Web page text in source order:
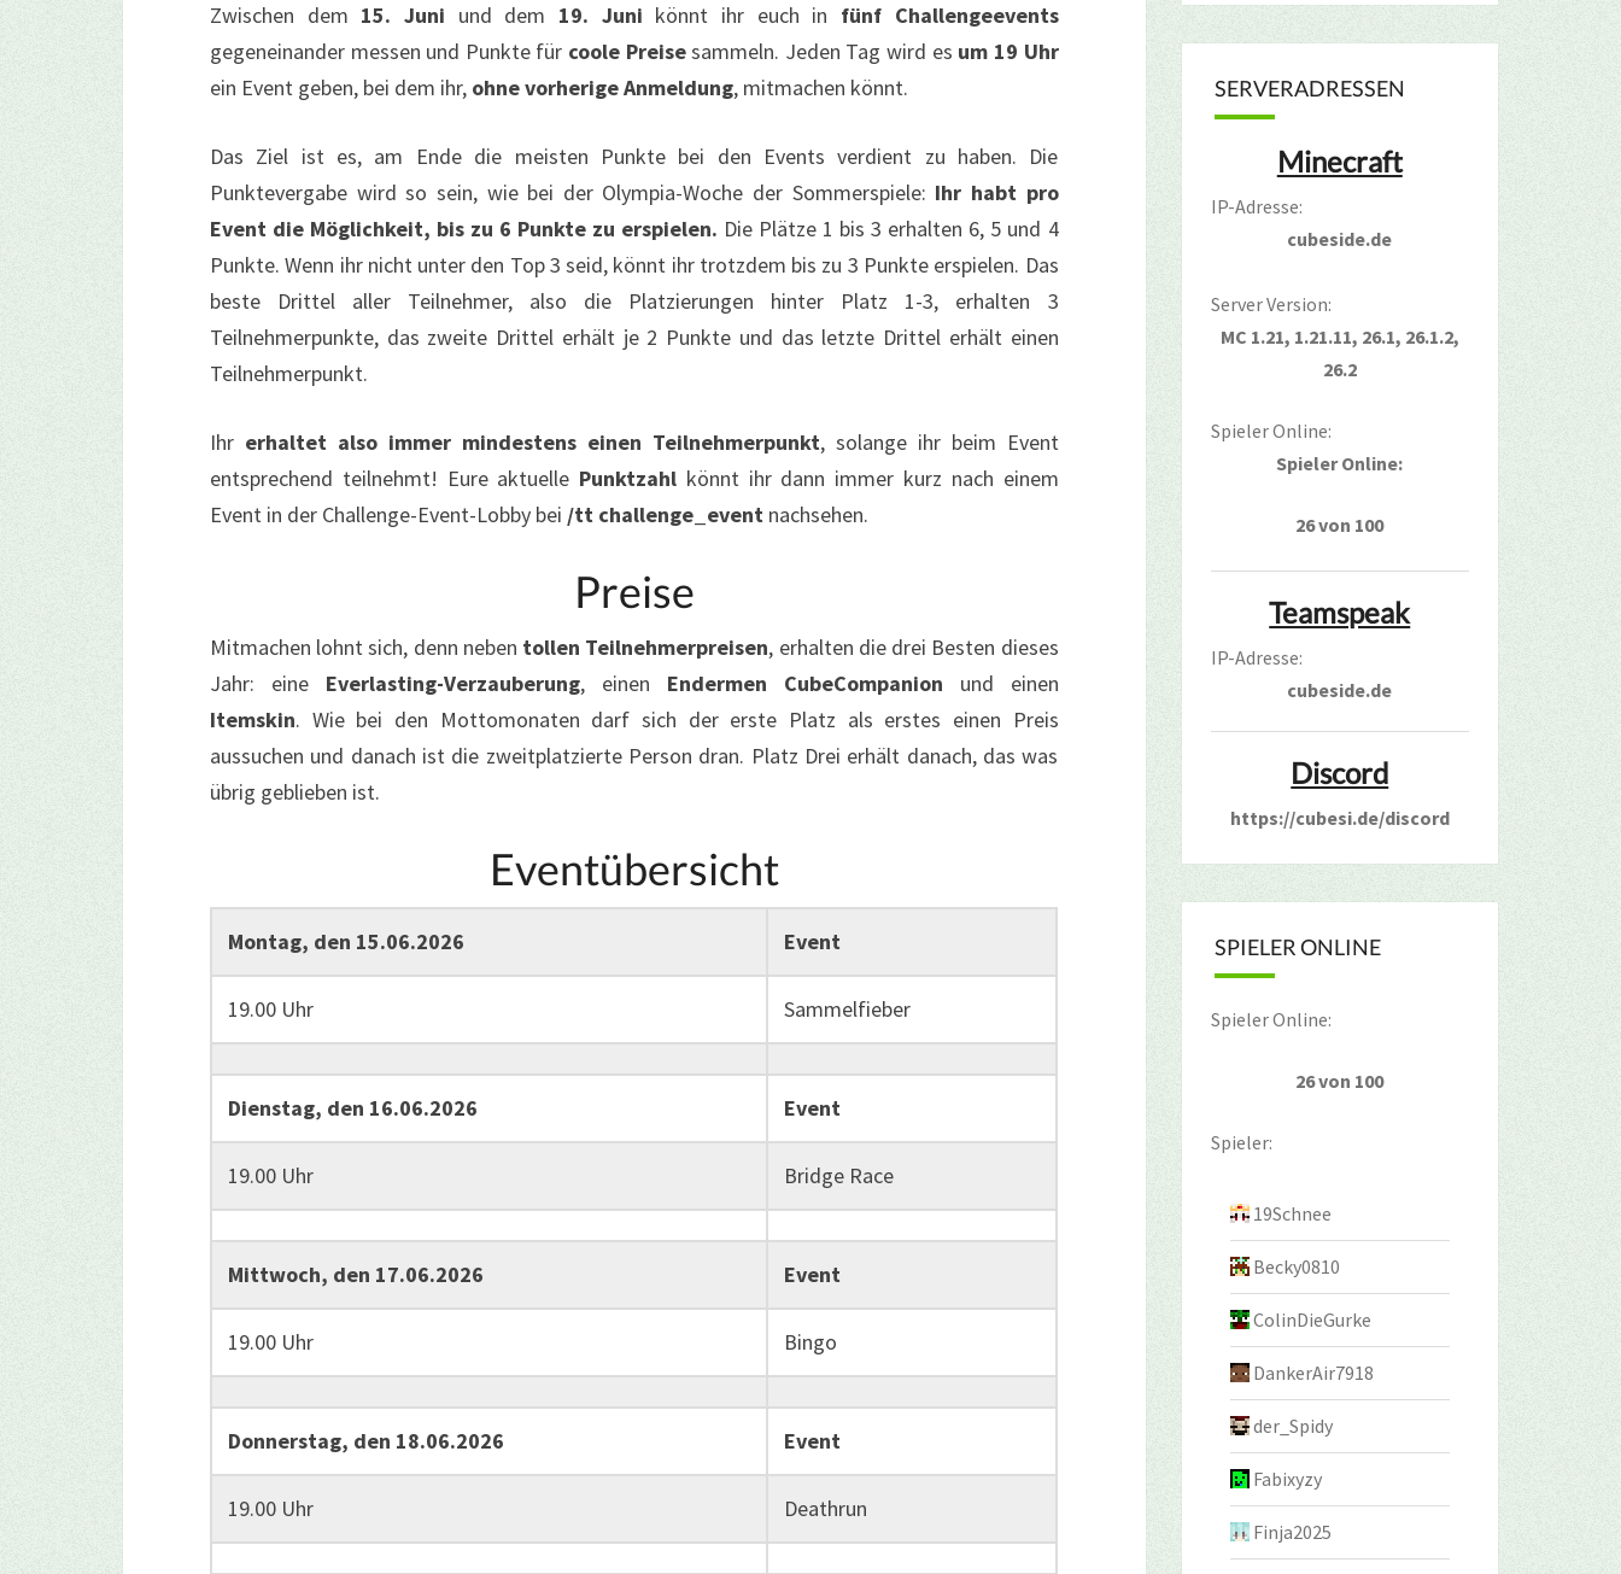
Zwischen dem 15. Juni und dem 19. Juni könnt ihr euch in fünf Challengeevents
gegeneinander messen und Punkte für coole Preisesammeln. Jeden Tag wird es um 19 Uhr
ein Event geben, bei dem ihr, ohne vorherige Anmeldung, mitmachen könnt.
Das Ziel ist es, am Ende die meisten Punkte bei den Events verdient zu haben. Die
Punktevergabe wird so sein, wie bei der Olympia-Woche der Sommerspiele: Ihr habt pro
Event die Möglichkeit, bis zu 6 Punkte zu erspielen. Die Plätze 1 bis 3 erhalten 6, 5 und 4
Punkte. Wenn ihr nicht unter den Top 3 seid, könnt ihr trotzdem bis zu 3 Punkte erspielen. Das
beste Drittel aller Teilnehmer, also die Platzierungen hinter Platz 1-3, erhalten 3
Teilnehmerpunkte, das zweite Drittel erhält je 2 Punkte und das letzte Drittel erhält einen
Teilnehmerpunkt.
Ihr erhaltet also immer mindestens einen Teilnehmerpunkt, solange ihr beim Event
entsprechend teilnehmt! Eure aktuelle Punktzahl könnt ihr dann immer kurz nach einem
Event in der Challenge-Event-Lobby bei /tt challenge_event nachsehen.
Preise
Mitmachen lohnt sich, denn neben tollen Teilnehmerpreisen, erhalten die drei Besten dieses
Jahr: eine Everlasting-Verzauberung, einen Endermen CubeCompanion und einen
Itemskin. Wie bei den Mottomonaten darf sich der erste Platz als erstes einen Preis
aussuchen und danach ist die zweitplatzierte Person dran. Platz Drei erhält danach, das was
übrig geblieben ist.
Eventübersicht
Montag, den 15.06.2026 Event
19.00 Uhr Sammelfieber
Dienstag, den 16.06.2026 Event
19.00 Uhr Bridge Race
Mittwoch, den 17.06.2026 Event
19.00 Uhr Bingo
Donnerstag, den 18.06.2026 Event
19.00 Uhr Deathrun
SERVERADRESSEN
Minecraft
IP-Adresse:
cubeside.de
Server Version:
MC 1.21, 1.21.11, 26.1, 26.1.2,
26.2
Spieler Online:
Spieler Online:
26 von 100
Teamspeak
IP-Adresse:
cubeside.de
Discord
https://cubesi.de/discord
SPIELER ONLINE
Spieler Online:
26 von 100
Spieler:
19Schnee
Becky0810
ColinDieGurke
DankerAir7918
der_Spidy
Fabixyzy
Finja2025